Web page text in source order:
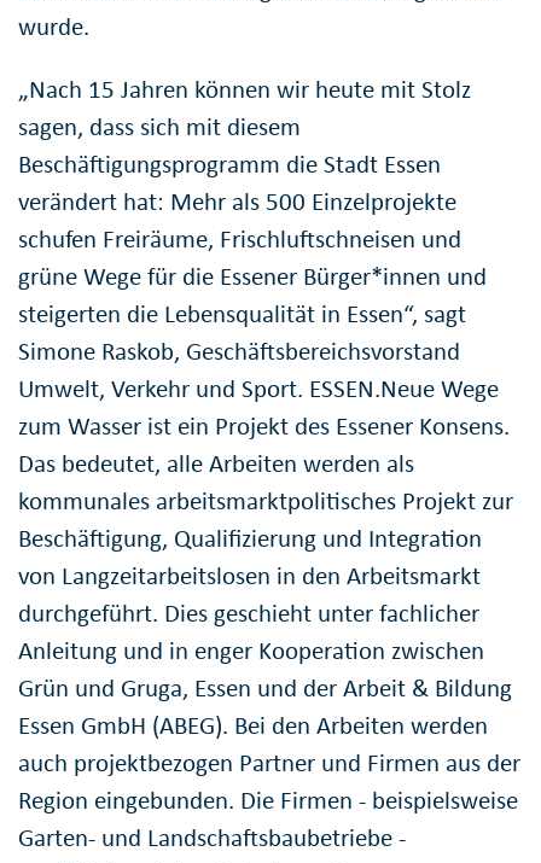
wurde.
„Nach 15 Jahren können wir heute mit Stolz
sagen, dass sich mit diesem
Beschäftigungsprogramm die Stadt Essen
verändert hat: Mehr als 500 Einzelprojekte
schufen Freiräume, Frischluftschneisen und
grüne Wege für die Essener Bürger*innen und
steigerten die Lebensqualität in Essen“, sagt
Simone Raskob, Geschäftsbereichsvorstand
Umwelt, Verkehr und Sport. ESSEN.Neue Wege
zum Wasser ist ein Projekt des Essener Konsens.
Das bedeutet, alle Arbeiten werden als
kommunales arbeitsmarktpolitisches Projekt zur
Beschäftigung, Qualifizierung und Integration
von Langzeitarbeitslosen in den Arbeitsmarkt
durchgeführt. Dies geschieht unter fachlicher
Anleitung und in enger Kooperation zwischen
Grün und Gruga, Essen und der Arbeit & Bildung
Essen GmbH (ABEG). Bei den Arbeiten werden
auch projektbezogen Partner und Firmen aus der
Region eingebunden. Die Firmen - beispielsweise
Garten- und Landschaftsbaubetriebe -